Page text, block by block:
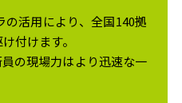
活用により、全国140拠
付けます。
の現場力はより迅速な一